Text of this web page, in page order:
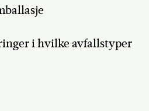
i hvilke avfallstyper